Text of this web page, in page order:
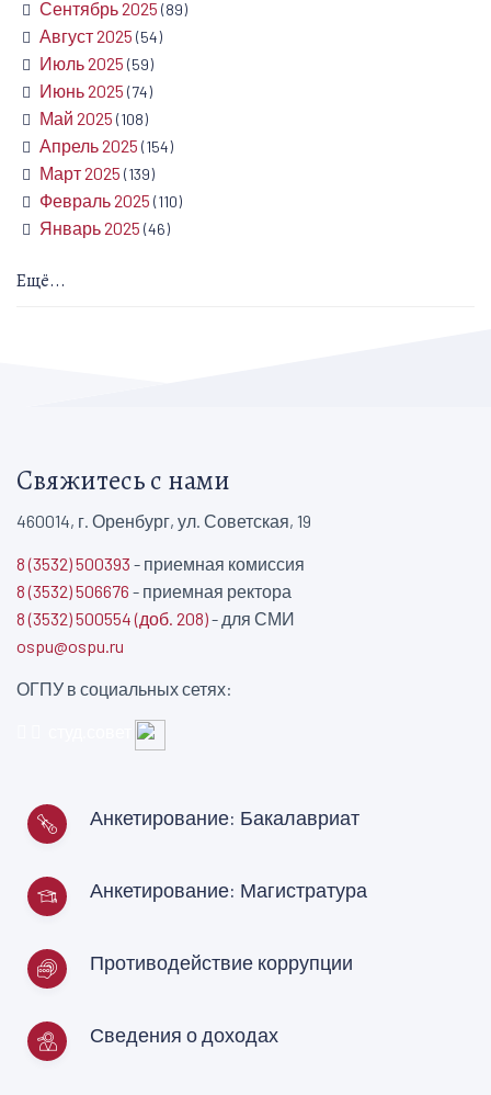
Сентябрь 2025 (89)
Август 2025 (54)
Июль 2025 (59)
Июнь 2025 (74)
Май 2025 (108)
Апрель 2025 (154)
Март 2025 (139)
Февраль 2025 (110)
Январь 2025 (46)
Ещё...
Свяжитесь с нами
460014, г. Оренбург, ул. Советская, 19
8 (3532) 500393 - приемная комиссия
8 (3532) 506676 - приемная ректора
8 (3532) 500554 (доб. 208)- для СМИ
ospu@ospu.ru
ОГПУ в социальных сетях:
Анкетирование: Бакалавриат
Анкетирование: Магистратура
Противодействие коррупции
Сведения о доходах